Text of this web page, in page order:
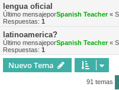
lengua oficial
Último mensajeporSpanish Teacher«
Respuestas: 1
latinoamerica?
Último mensajeporSpanish Teacher«
Respuestas: 1
Nuevo Tema
91 temas